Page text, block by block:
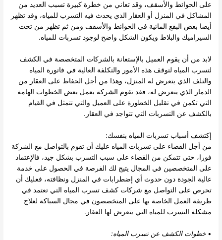
على الحوائط والأسقف، وقد تعاني من خطرة كبيرة تسبب العديد من
المشاكل في المنزل أو العقار الذي يحدث فيه التسرب للمياه، وقد تظهر
أيضا بعض البقع المائية في الحوائط والأسقف ومن ثم تظهر من تحت
السيراميك والبلاط ويكون الشكل واضح لوجود تسربات للمياه.
لابد من أن يقوم العميل بالإستعانة بالشركات المتخصصة في الكشف
لتسرب المياه لتوقف هذه الأمور والتكلفة العالية في فاتورة المياه
والتلف الذي يتعرض له المنزل، وهذا من أجل الحفاظ على العقار من
الدمار الذي يتعرض له، فقد تقوم الشركة بعمل بعض الخطوات الهامة
التي تكمن في تقليل الخطورة على العميل والتي تتمثل في القيام
بالكشف عن التسربات التي تتواجد في العقار.
إكتشف أسباب تسربات المياه بنفسك:
من أجل القضاء على تسربات المياه عليك أن تقوم بالتواصل مع الشركة
فورا، حتى تتمكن من القضاء على سبب التسرب بشكل جيد، فالإعتماد
على المتخصصين في المجال يتيج لك الفرصة في الحصول على خدمة
عالية الجودة دون حدوث أي إضطرابات في المنزل ونظافته، فعليك أن
تحرص على التواصل مع شركات كشف تسرب المياه التي تعتمد في
طريقة العمل الخاصة بها على المتخصصون في مجال السباكة لعلاج
مشكلة التسرب للمياه التي يتعرض لها العقار.
•خطواتالكشف عن تسرب المياه: